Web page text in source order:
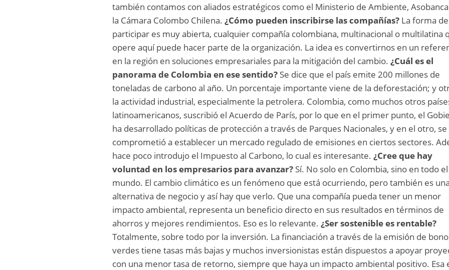
también contamos con aliados estratégicos como el Ministerio de Ambiente,
la Cámara Colombo Chilena.¿Cómo pueden inscribirse las compañías? La forma de
participar es muy abierta, cualquier compañía colombiana, multinacional o multilatina
opere aquí puede hacer parte de la organización. La idea es convertirnos en un
en la región en soluciones empresariales para la mitigación del cambio.¿Cuál es el
panorama de Colombia en ese sentido? Se dice que el país emite 200 millones de
toneladas de carbono al año. Un porcentaje importante viene de la deforestación; y
la actividad industrial, especialmente la petrolera. Colombia, como muchos otros
latinoamericanos, suscribió el Acuerdo de París, por lo que en el primer punto, el
ha desarrollado políticas de protección a través de Parques Nacionales, y en el otro, se
comprometió a establecer un mercado regulado de emisiones en ciertos sectores.
hace poco introdujo el Impuesto al Carbono, lo cual es interesante.¿Cree que hay
voluntad en los empresarios para avanzar? Sí. No solo en Colombia, sino en todo el
mundo. El cambio climático es un fenómeno que está ocurriendo, pero también es
alternativa de negocio y así hay que verlo. Que una compañía pueda tener un menor
impacto ambiental, representa un beneficio directo en sus resultados en términos de
ahorros y mejores rendimientos. Eso es lo relevante.¿Ser sostenible es rentable?
Totalmente, sobre todo por la inversión. La financiación a través de la emisión de
verdes tiene tasas más bajas y muchos inversionistas están dispuestos a apoyar
con una menor tasa de retorno, siempre que haya un impacto ambiental positivo. Esa